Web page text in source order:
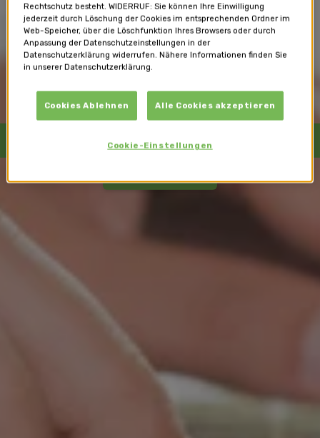
Rechtschutz besteht. WIDERRUF: Sie können Ihre Einwilligung
jederzeit durch Löschung der Cookies im entsprechenden Ordner im
Web-Speicher, über die Löschfunktion Ihres Browsers oder durch
Anpassung der Datenschutzeinstellungen in der
Datenschutzerklärung widerrufen. Nähere Informationen finden Sie
in unserer Datenschutzerklärung.
Cookies Ablehnen Alle Cookies akzeptieren
Cookie-Einstellungen